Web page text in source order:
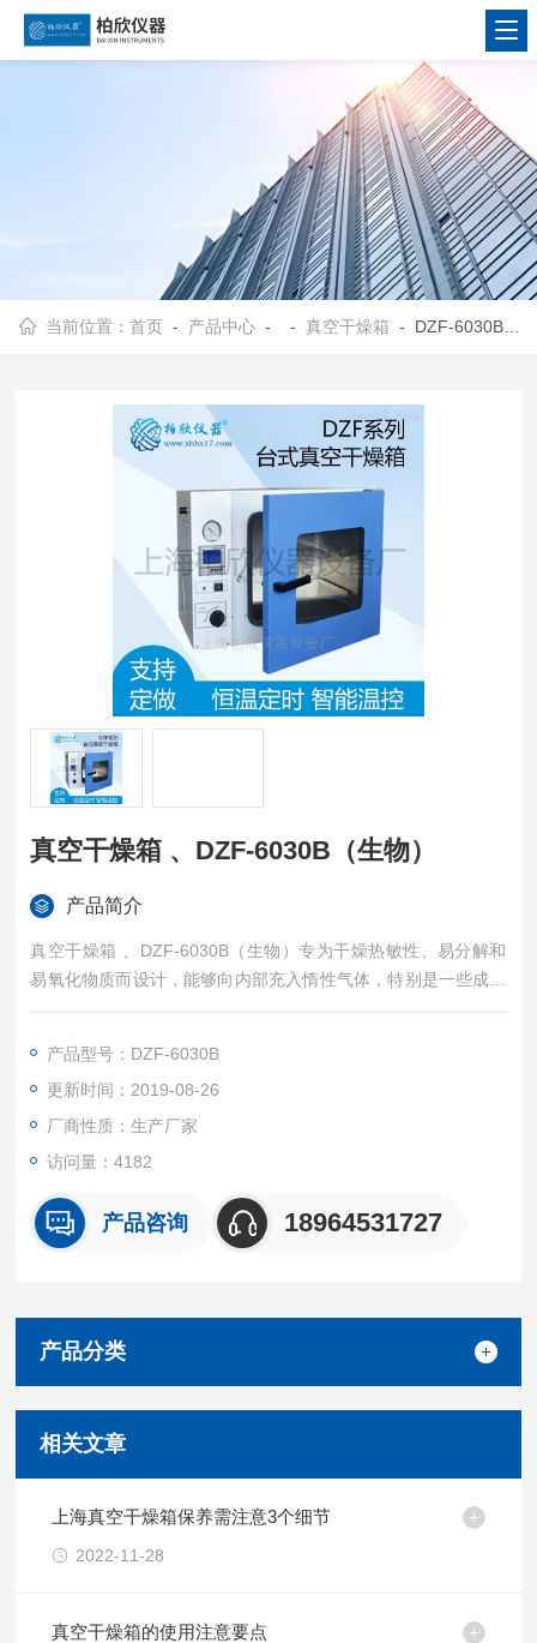
当前位置：首页 - 产品中心 - -真空干燥箱 - DZF-6030B真空干燥箱 、DZF-6030B（生物）
真空干燥箱 、DZF-6030B（生物）
产品简介
真空干燥箱 、DZF-6030B（生物）专为干燥热敏性、易分解和
易氧化物质而设计，能够向内部充入惰性气体，特别是一些成分
复杂的物品也能进行快速干燥,适合工矿企业、医学校院、科研单
产品型号：DZF-6030B
更新时间：2019-08-26
厂商性质：生产厂家
访问量：4182
产品咨询 18964531727
产品分类
相关文章
上海真空干燥箱保养需注意3个细节
2022-11-28
真空干燥箱的使用注意要点